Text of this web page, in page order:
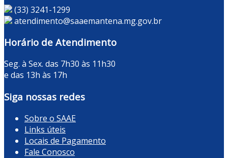
(33) 3241-1299
atendimento@saaemantena.mg.gov.br
Horário de Atendimento
Seg. à Sex. das 7h30 às 11h30
e das 13h às 17h
Siga nossas redes
Sobre o SAAE
Links úteis
Locais de Pagamento
Fale Conosco